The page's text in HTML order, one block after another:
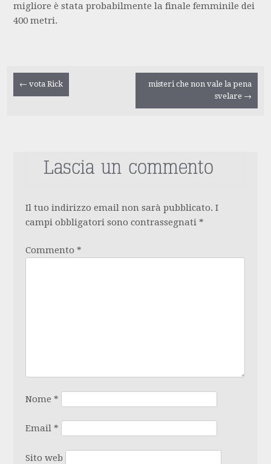
migliore è stata probabilmente la finale femminile dei
400 metri.
Navigazione
← vota Rick
misteri che non vale la pena
svelare →
Lascia un commento
Il tuo indirizzo email non sarà pubblicato. I
campi obbligatori sono contrassegnati *
Commento *
Nome *
Email *
Sito web